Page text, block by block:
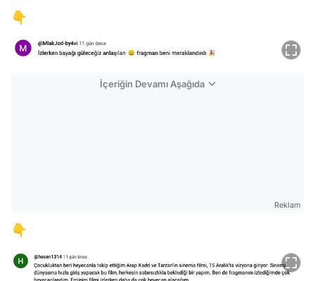
👇
İçeriğin Devamı Aşağıda
Reklam
👇